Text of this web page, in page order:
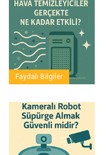
Faydalı Bilgiler